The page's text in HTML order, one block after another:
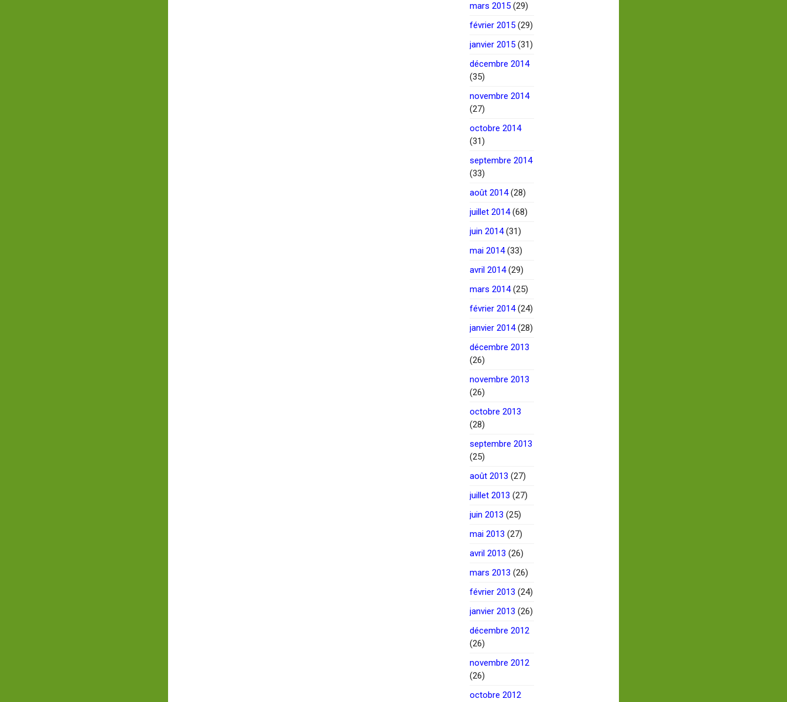
mars 2015 (29)
février 2015 (29)
janvier 2015 (31)
décembre 2014
(35)
novembre 2014
(27)
octobre 2014
(31)
septembre 2014
(33)
août 2014(28)
juillet 2014(68)
juin 2014(31)
mai 2014(33)
avril 2014(29)
mars 2014(25)
février 2014(24)
janvier 2014(28)
décembre 2013
(26)
novembre 2013
(26)
octobre 2013
(28)
septembre 2013
(25)
août 2013 (27)
juillet 2013 (27)
juin 2013 (25)
mai 2013 (27)
avril 2013 (26)
mars 2013 (26)
février 2013 (24)
janvier 2013 (26)
décembre 2012
(26)
novembre 2012
(26)
octobre 2012